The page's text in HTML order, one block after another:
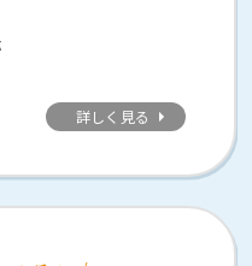
詳しく見る